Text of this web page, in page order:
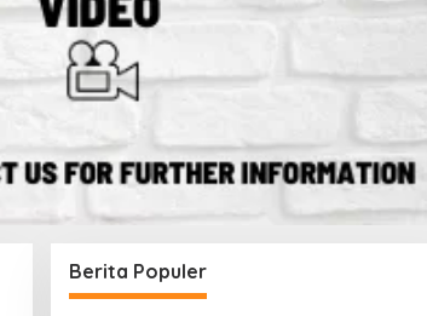
Berita Populer